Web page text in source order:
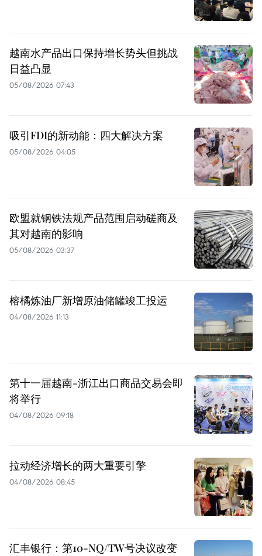
越南水产品出口保持增长势头但挑战
日益凸显
05/08/2026 07:43
吸引FDI的新动能：四大解决方案
05/08/2026 04:05
欧盟就钢铁法规产品范围启动磋商及
其对越南的影响
05/08/2026 03:37
榕橘炼油厂新增原油储罐竣工投运
04/08/2026 11:13
第十一届越南-浙江出口商品交易会即
将举行
04/08/2026 09:18
拉动经济增长的两大重要引擎
04/08/2026 08:45
汇丰银行：第10-NQ/TW号决议改变